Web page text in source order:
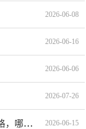
2026-06-08
2026-06-16
2026-06-06
2026-07-26
双电机、主副驾电动调节车型推荐及价格，哪款车好？ 2026-06-15